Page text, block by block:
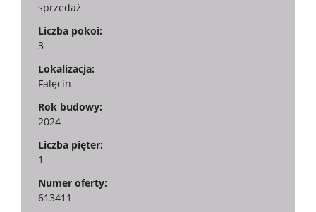
sprzedaż
Liczba pokoi:
3
Lokalizacja:
Falęcin
Rok budowy:
2024
Liczba pięter:
1
Numer oferty:
613411